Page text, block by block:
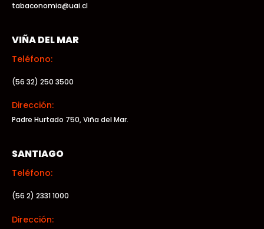
tabaconomia@uai.cl
VIÑA DEL MAR
Teléfono:
(56 32) 250 3500
Dirección:
Padre Hurtado 750, Viña del Mar.
SANTIAGO
Teléfono:
(56 2) 2331 1000
Dirección: